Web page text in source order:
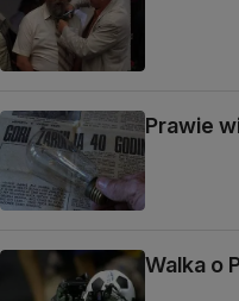
Prawie
Walka o